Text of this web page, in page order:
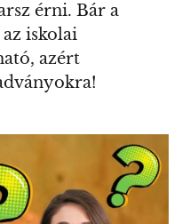
érni. Bár a
iskolai
azért